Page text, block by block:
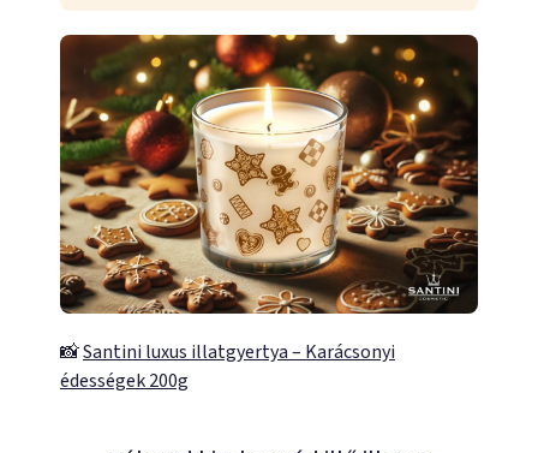
📸Santini luxus illatgyertya – Karácsonyi
édességek 200g